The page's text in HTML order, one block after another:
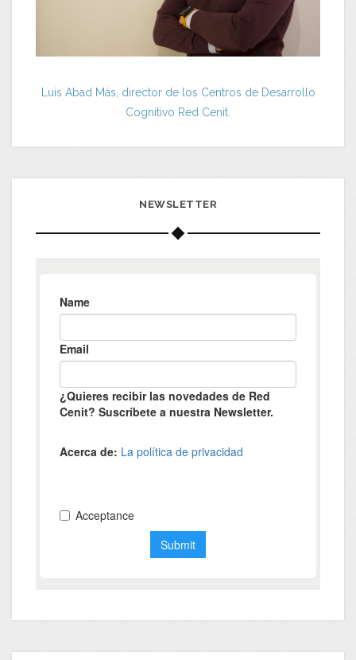
Luis Abad Más, director de los Centros de Desarrollo
Cognitivo Red Cenit.
NEWSLETTER